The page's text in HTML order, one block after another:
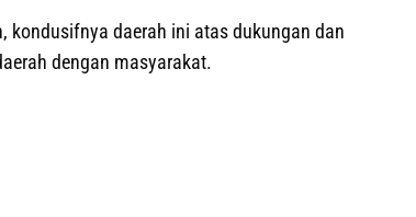
kondusifnya daerah ini atas dukungan dan
dengan masyarakat.